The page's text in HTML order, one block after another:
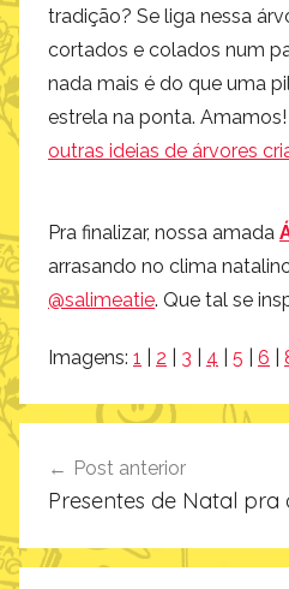
tradição? Se liga nessa
cortados e colados num
nada mais é do que uma
estrela na ponta. Amamos!
outras ideias de árvores
Pra finalizar, nossa amada
arrasando no clima
@salimeatie. Que tal se
Imagens: 1 2 3 4 5 6
Navegação
de
Post
Post anterior
Presentes de Natal